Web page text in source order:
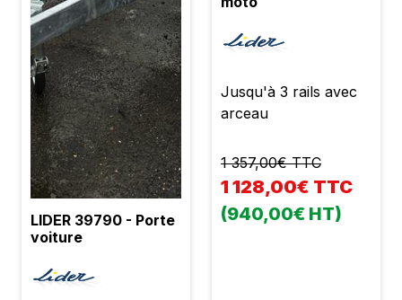
LIDER 39790 - Porte
voiture
Jusqu'à 3 rails avec
arceau
1 357,00€ TTC
1 128,00€ TTC
(940,00€ HT)